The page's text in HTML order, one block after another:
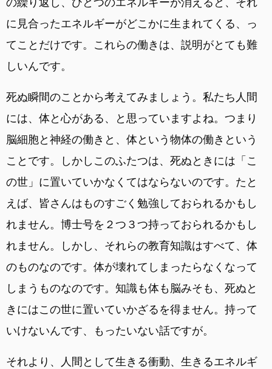
に見合ったエネルギーがどこかに生まれてくる、っ
てことだけです。これらの働きは、説明がとても難
しいんです。
死ぬ瞬間のことから考えてみましょう。私たち人間
には、体と心がある、と思っていますよね。つまり
脳細胞と神経の働きと、体という物体の働きという
ことです。しかしこのふたつは、死ぬときには「こ
の世」に置いていかなくてはならないのです。たと
えば、皆さんはものすごく勉強しておられるかもし
れません。博士号を２つ３つ持っておられるかもし
れません。しかし、それらの教育知識はすべて、体
のものなのです。体が壊れてしまったらなくなって
しまうものなのです。知識も体も脳みそも、死ぬと
きにはこの世に置いていかざるを得ません。持って
いけないんです、もったいない話ですが。
それより、人間として生きる衝動、生きるエネルギ